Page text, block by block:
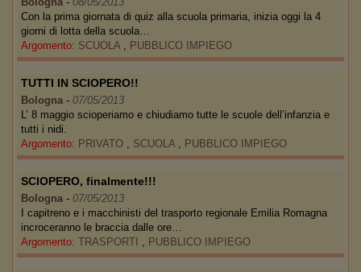
Con la prima giornata di quiz alla scuola primaria, inizia oggi la 4
giorni di lotta della scuola…
Argomento: SCUOLA , PUBBLICO IMPIEGO
TUTTI IN SCIOPERO!!
Bologna - 07/05/2013
L’ 8 maggio scioperiamo e chiudiamo tutte le scuole dell’infanzia e
tutti i nidi.
Argomento: PRIVATO , SCUOLA , PUBBLICO IMPIEGO
SCIOPERO, finalmente!!!
Bologna - 07/05/2013
I capitreno e i macchinisti del trasporto regionale Emilia Romagna
incroceranno le braccia dalle ore…
Argomento: TRASPORTI , PUBBLICO IMPIEGO